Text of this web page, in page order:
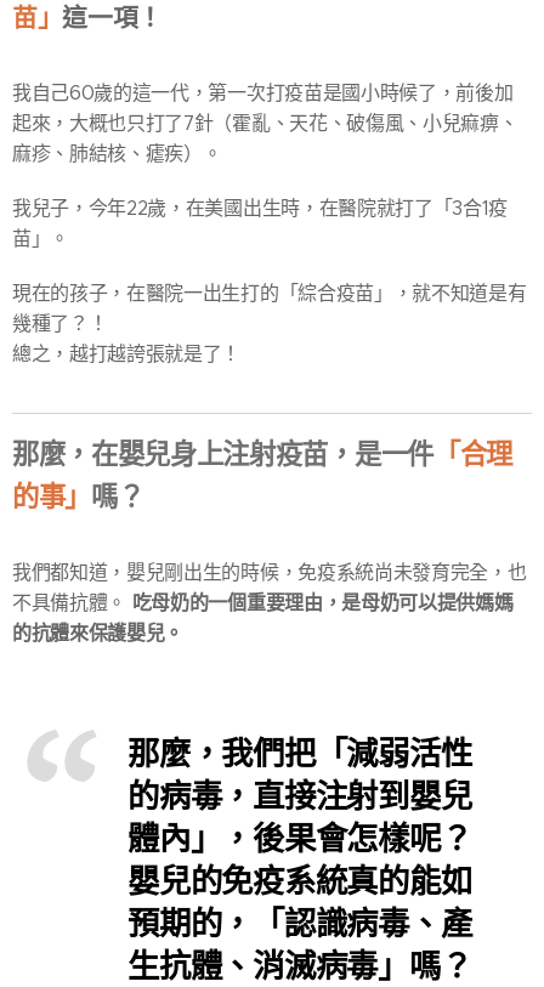
苗」這一項！
我自己60歲的這一代，第一次打疫苗是國小時候了，前後加
起來，大概也只打了7針（霍亂、天花、破傷風、小兒痲痹、
麻疹、肺結核、瘧疾）。
我兒子，今年22歲，在美國出生時，在醫院就打了「3合1疫
苗」。
現在的孩子，在醫院一出生打的「綜合疫苗」，就不知道是有
幾種了？！
總之，越打越誇張就是了！
那麼，在嬰兒身上注射疫苗，是一件「合理
的事」 嗎？
我們都知道，嬰兒剛出生的時候，免疫系統尚未發育完全，也
不具備抗體。 吃母奶的一個重要理由，是母奶可以提供媽媽
的抗體來保護嬰兒。
那麼，我們把「減弱活性
的病毒，直接注射到嬰兒
體內」，後果會怎樣呢？
嬰兒的免疫系統真的能如
預期的，「認識病毒、產
生抗體、消滅病毒」嗎？